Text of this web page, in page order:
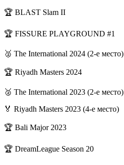
🏆 BLAST Slam II
🏆 FISSURE PLAYGROUND #1
🥈 The International 2024 (2-е место)
🏆 Riyadh Masters 2024
🥈 The International 2023 (2-е место)
🏅 Riyadh Masters 2023 (4-е место)
🏆 Bali Major 2023
🏆 DreamLeague Season 20